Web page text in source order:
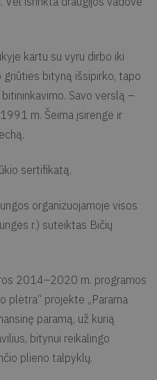
kartu su vyru dirbo iki
griūties bityną išsipirko, tapo
Savo verslą –
m. Šeima įsirengė ir
sertifikatą.
organizuojamoje visos
r.) suteiktas Bičių
2014–2020 m. programos
plėtra“ projekte „Parama
paramą, už kurią
bitynui reikalingo
plieno talpyklų.